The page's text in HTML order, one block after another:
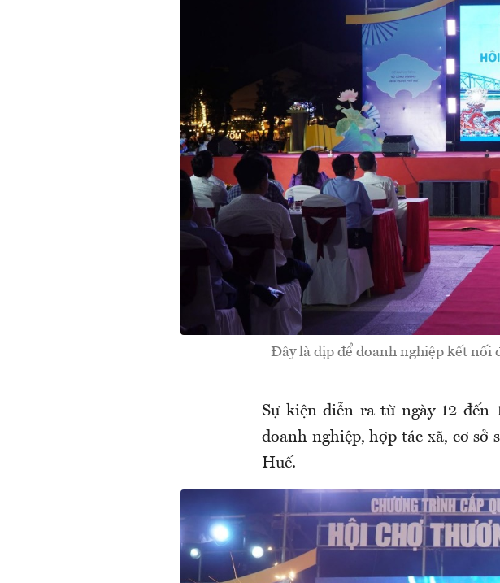
Đây là dịp để doanh nghiệp kết nối
Sự kiện diễn ra từ ngày 12 đến
doanh nghiệp, hợp tác xã, cơ
Huế.